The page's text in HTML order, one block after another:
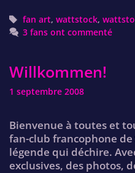
Tags
fan art, wattstock,
3 fans ont commenté
Willkommen!
1 septembre 2008
Bienvenue à toutes et
fan-club francophone
légende qui déchire.
exclusives, des photos,